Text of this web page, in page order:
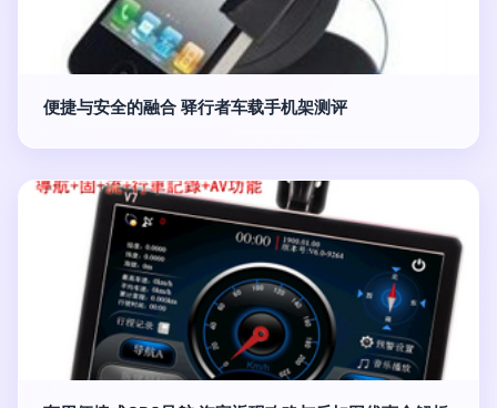
便捷与安全的融合 驿行者车载手机架测评